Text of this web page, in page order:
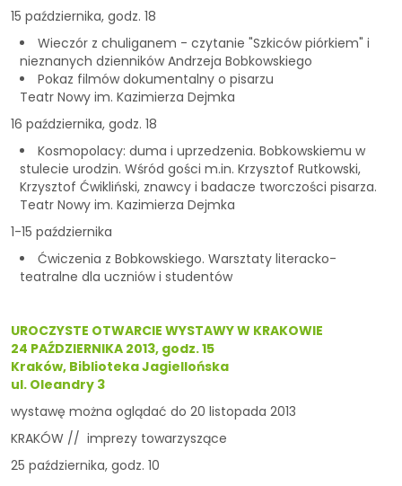
15 października, godz. 18
Wieczór z chuliganem - czytanie "Szkiców piórkiem" i
nieznanych dzienników Andrzeja Bobkowskiego
Pokaz filmów dokumentalny o pisarzu
Teatr Nowy im. Kazimierza Dejmka
16 października, godz. 18
Kosmopolacy: duma i uprzedzenia. Bobkowskiemu w
stulecie urodzin. Wśród gości m.in. Krzysztof Rutkowski,
Krzysztof Ćwikliński, znawcy i badacze tworczości pisarza.
Teatr Nowy im. Kazimierza Dejmka
1-15 października
Ćwiczenia z Bobkowskiego. Warsztaty literacko-
teatralne dla uczniów i studentów
UROCZYSTE OTWARCIE WYSTAWY W KRAKOWIE
24 PAŹDZIERNIKA 2013, godz. 15
Kraków, Biblioteka Jagiellońska
ul. Oleandry 3
wystawę można oglądać do 20 listopada 2013
KRAKÓW // imprezy towarzyszące
25 października, godz. 10